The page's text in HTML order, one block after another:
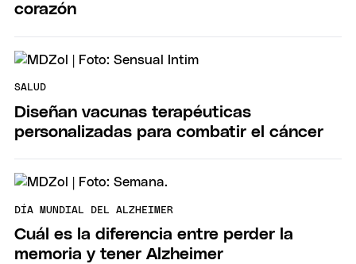
corazón
SALUD
Diseñan vacunas terapéuticas
personalizadas para combatir el cáncer
DÍA MUNDIAL DEL ALZHEIMER
Cuál es la diferencia entre perder la
memoria y tener Alzheimer